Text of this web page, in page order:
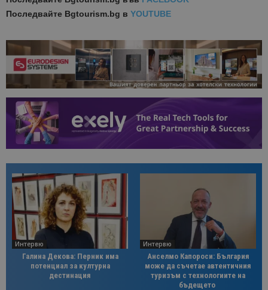
Последвайте Bgtourism.bg в YOUTUBE
Интервю
Галина Декова: Перник има
потенциал за културна
дестинация
Интервю
Анселмо Капороси: България
може да съчетае автентичния
туризъм с технологиите на
бъдещето